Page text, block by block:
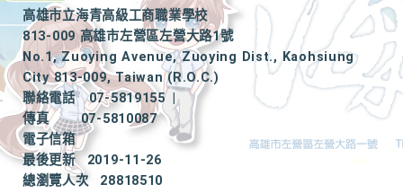
高雄市立海青高級工商職業學校
813-009 高雄市左營區左營大路1號
No.1, Zuoying Avenue, Zuoying Dist., Kaohsiung
City 813-009, Taiwan (R.O.C.)
聯絡電話
07-5819155
|
傳真
07-5810087
電子信箱
最後更新
2019-11-26
總瀏覽人次
28818510